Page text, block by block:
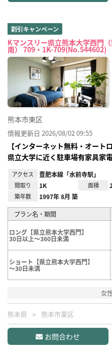
割引キャンペーン
Kマンスリー県立熊本大学西門
南） 709・1K-709(No.544602)
熊本市東区
情報更新日 2026/08/02 09:55
【インターネット無料・オー
県立大学に近く駐車場有家具家
アクセス 豊肥本線「水前寺駅」
間取り 1K 面積
築年数 1997年 8月 築
プラン名・期間
ロング【県立熊本大学西門】
30日以上～360日未満
ショート【県立熊本大学西門】
～30日未満
女
熊本県 熊本市東区
お問合わせ